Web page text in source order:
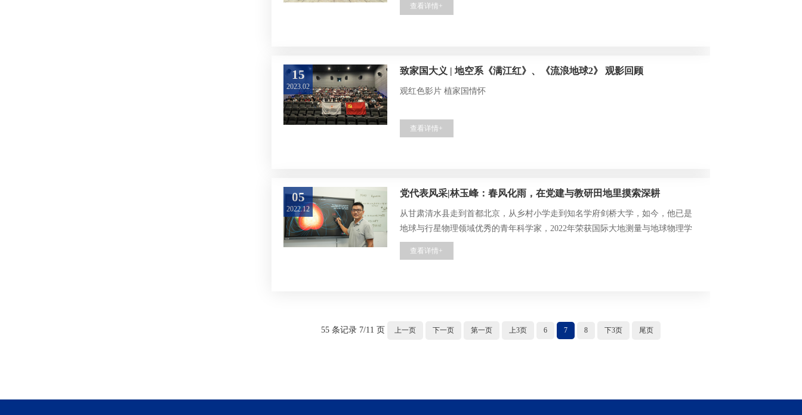
查看详情+
15
2023.02
致家国大义 | 地空系《满江红》、《流浪地球2》 观影回顾
观红色影片 植家国情怀
查看详情+
05
2022.12
党代表风采|林玉峰：春风化雨，在党建与教研田地里摸索深耕
从甘肃清水县走到首都北京，从乡村小学走到知名学府剑桥大学，如今，他已是
地球与行星物理领域优秀的青年科学家，2022年荣获国际大地测量与地球物理学
联合会地球深部委员会青年科学家奖Doornbos Memorial Prize。而作为一名高校教
研人员和党支部书记，在“立业”与“树人”方面，他也有自己独到的思考。他就是理
查看详情+
55 条记录 7/11 页 上一页 下一页 第一页 上3页 6 7 8 下3页 尾页